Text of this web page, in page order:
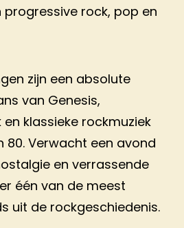
rock, pop en
zijn een absolute
van Genesis,
klassieke rockmuziek
80. Verwacht een avond
en verrassende
één van de meest
uit de rockgeschiedenis.